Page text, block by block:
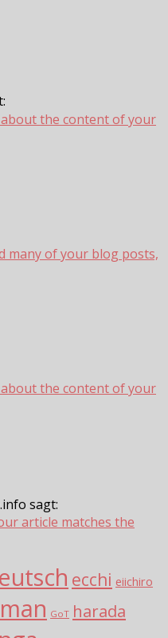
the content of your
many of your blog posts,
the content of your
sagt:
article matches the
ecchi eiichiro
GoT harada